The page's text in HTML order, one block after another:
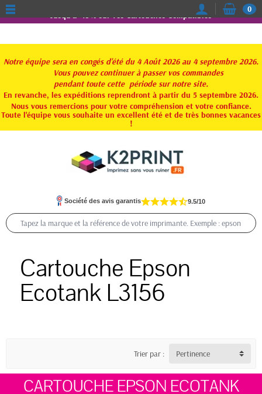
Jusqu'à -15% sur vos Cartouches Compatibles
Notre équipe sera en congés d'été du 4 Août 2026 au 4 septembre 2026.
Vous pouvez continuer à passer vos commandes
pendant toute cette période sur notre site.
En revanche, les expéditions reprendront à partir du 5 septembre 2026.
Nous vous remercions pour votre compréhension et votre confiance.
Toute l'équipe vous souhaite un excellent été et de très bonnes vacances
!
0
Société des avis garantis 9.5/10
Cartouche Epson
Ecotank L3156
Trier par : Pertinence
CARTOUCHE EPSON ECOTANK